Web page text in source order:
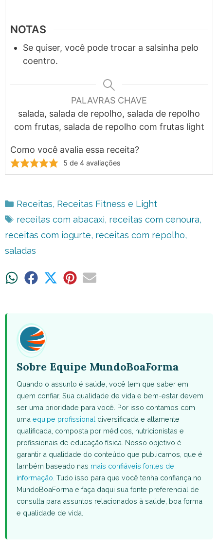
NOTAS
Se quiser, você pode trocar a salsinha pelo
coentro.
PALAVRAS CHAVE
salada, salada de repolho, salada de repolho
com frutas, salada de repolho com frutas light
Como você avalia essa receita?
5 de 4avaliações
Categorias
Receitas, Receitas Fitness e Light
Tags
receitas com abacaxi, receitas com cenoura,
receitas com iogurte, receitas com repolho,
saladas
ShareShare ShareShareShare
Sobre Equipe MundoBoaForma
Quando o assunto é saúde, você tem que saber em
quem confiar. Sua qualidade de vida e bem-estar devem
ser uma prioridade para você. Por isso contamos com
uma equipe profissional diversificada e altamente
qualificada, composta por médicos, nutricionistas e
profissionais de educação física. Nosso objetivo é
garantir a qualidade do conteúdo que publicamos, que é
também baseado nas mais confiáveis fontes de
informação . Tudo isso para que você tenha confiança no
MundoBoaForma e faça daqui sua fonte preferencial de
consulta para assuntos relacionados à saúde, boa forma
e qualidade de vida.